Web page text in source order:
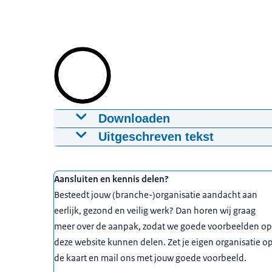
Downloaden
Animatie Eerlijk, gezond en veilig werk
20-05-202000:01:41mp432,4 MB
Download
Ondertiteling
Download
Uitgeschreven tekst
werk. De verantwoordelijkheid hiervoor ligt
branche en de werknemer hebben hierin een
De branche kan werkgevers begeleiden in
gezond en veilig beleid. Door te
faciliteren via keurmerken of gedragscodes.
De werknemer kan ideeen aandragen om
Uitgelicht
Aansluiten en kennis delen?
Besteedt jouw (branche-)organisatie aandacht aan
eerlijk, gezond en veilig werk? Dan horen wij graag
meer over de aanpak, zodat we goede voorbeelden op
deze website kunnen delen. Zet je eigen organisatie op
de kaart en mail ons met jouw goede voorbeeld.